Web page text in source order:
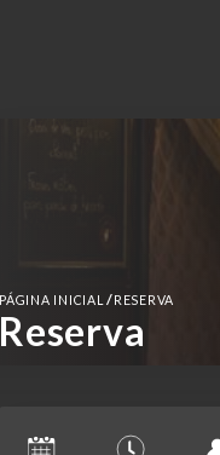
PÁGINA INICIAL/ RESERVA
Reserva